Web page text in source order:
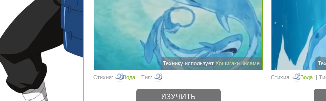
Технику использует Хошигаки Кисаме
Стихия: Вода | Тип:
ИЗУЧИТЬ
Стихия: Вода |